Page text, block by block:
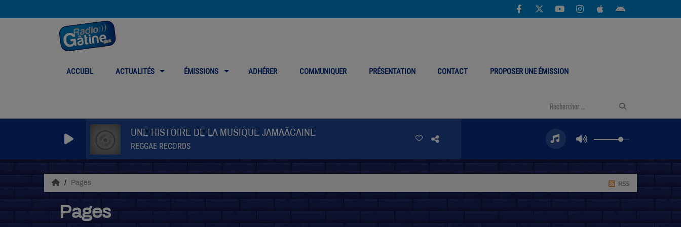
ACCUEIL ACTUALITÉS ÉMISSIONS ADHÉRER COMMUNIQUER PRÉSENTATION CONTACT PROPOSER UNE ÉMISSION
UNE HISTOIRE DE LA MUSIQUE JAMAÃCAINE
REGGAE RECORDS
Pages
Pages
RSS